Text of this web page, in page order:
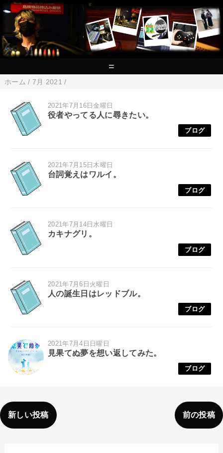
=
ホーム / 7月 2021 /
2021年7月16日金曜日
役者やってる人に尋きたい。
ブログ
2021年7月15日木曜日
台詞覚えはワルイ。
ブログ
2021年7月14日水曜日
カキナグリ。
ブログ
2021年7月6日火曜日
人の誕生日はレッドブル。
ブログ
2021年7月4日日曜日
見果てぬ夢を想い返してみた。
ブログ
新しい投稿 前の投稿